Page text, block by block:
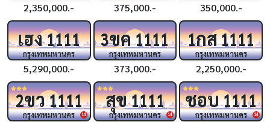
2,350,000.- 375,000.- 350,000.-
เฮง1111
กรุงเทพมหานคร
5,290,000.-
3ขค1111
กรุงเทพมหานคร
373,000.-
1กส1111
กรุงเทพมหานคร
2,250,000.-
14
2ขว1111
กรุงเทพมหานคร 14
สุข1111
กรุงเทพมหานคร 14
ชอบ1111
กรุงเทพมหานคร